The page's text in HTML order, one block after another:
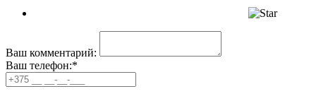
Ваш комментарий:
Ваш телефон:*